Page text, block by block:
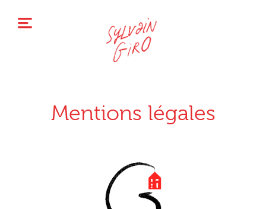
Mentions légales